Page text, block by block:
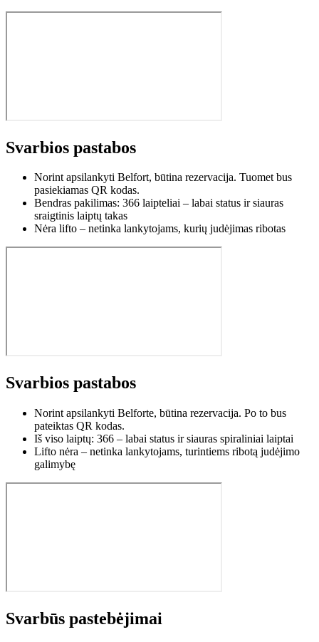
Svarbios pastabos
Norint apsilankyti Belfort, būtina rezervacija. Tuomet bus
pasiekiamas QR kodas.
Bendras pakilimas: 366 laipteliai – labai status ir siauras
sraigtinis laiptų takas
Nėra lifto – netinka lankytojams, kurių judėjimas ribotas
Svarbios pastabos
Norint apsilankyti Belforte, būtina rezervacija. Po to bus
pateiktas QR kodas.
Iš viso laiptų: 366 – labai status ir siauras spiraliniai laiptai
Lifto nėra – netinka lankytojams, turintiems ribotą judėjimo
galimybę
Svarbūs pastebėjimai